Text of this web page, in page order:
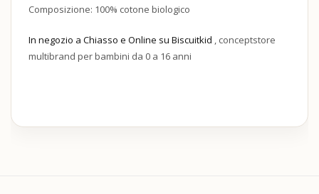
Composizione: 100% cotone biologico
In negozio a Chiasso e Online su Biscuitkid , conceptstore
multibrand per bambini da 0 a 16 anni